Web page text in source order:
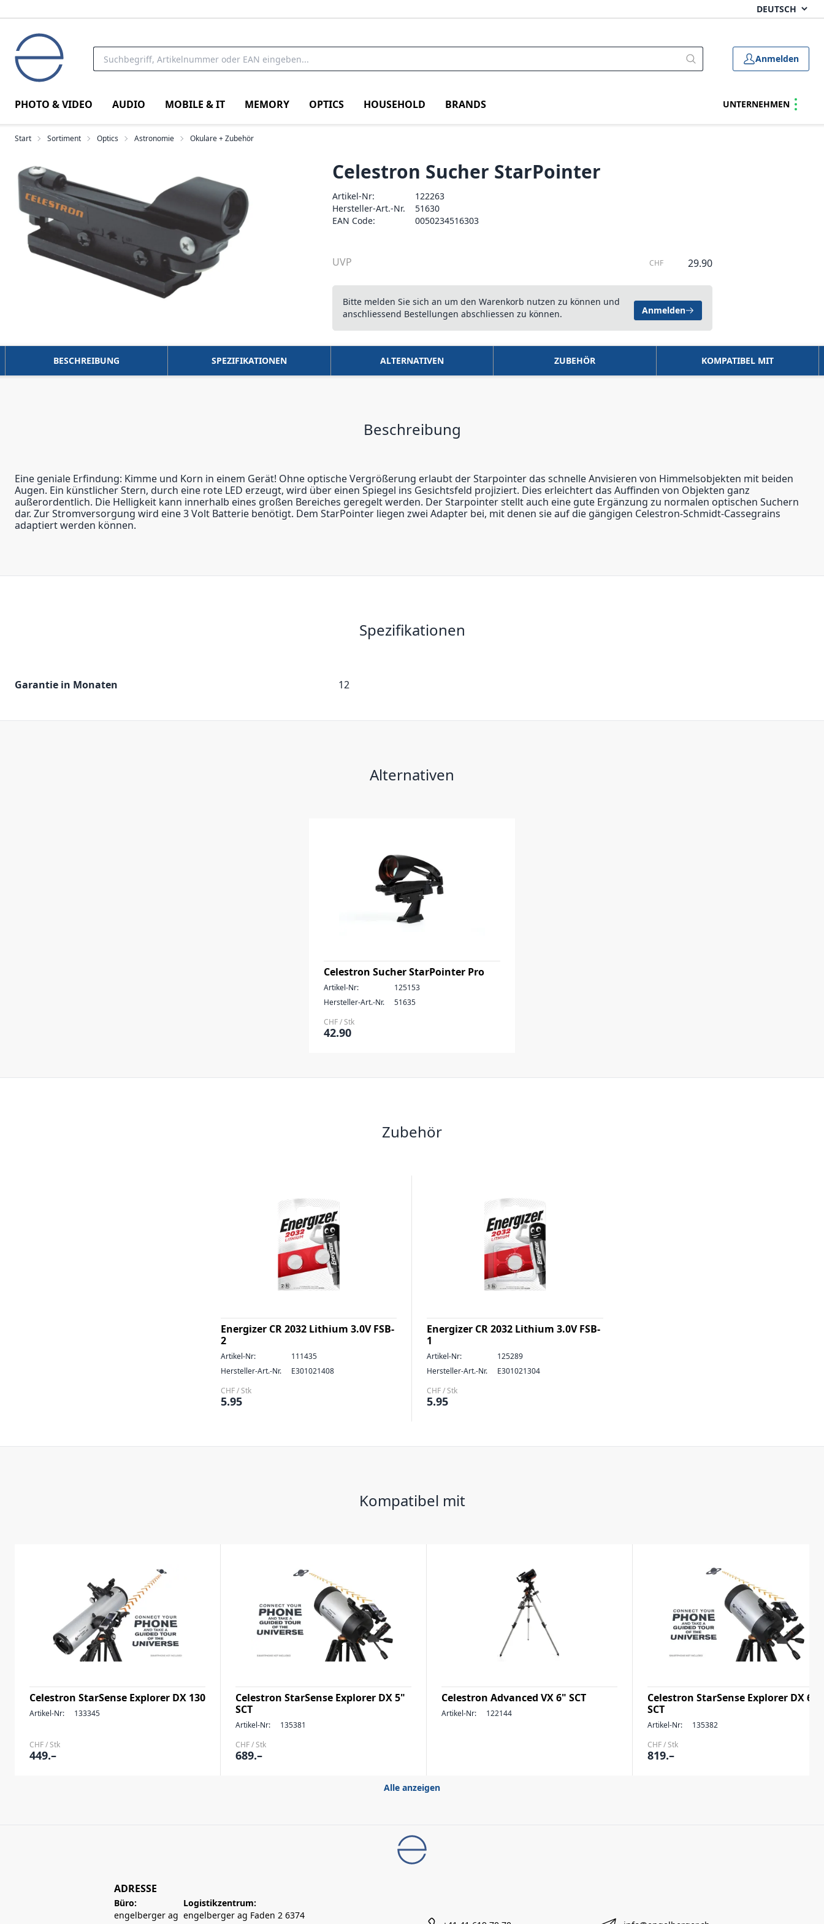
Anmelden
PHOTO & VIDEO AUDIO MOBILE & IT MEMORY OPTICS HOUSEHOLD BRANDS UNTERNEHMEN
Start Sortiment Optics Astronomie Okulare + Zubehör
Celestron Sucher StarPointer
Artikel-Nr:
122263
Hersteller-Art.-Nr.
51630
EAN Code:
0050234516303
UVP CHF 29.90
Bitte melden Sie sich an um den Warenkorb nutzen zu können und
anschliessend Bestellungen abschliessen zu können.
Anmelden
BESCHREIBUNG SPEZIFIKATIONEN ALTERNATIVEN ZUBEHÖR KOMPATIBEL MIT
Beschreibung
Eine geniale Erfindung: Kimme und Korn in einem Gerät! Ohne optische Vergrößerung erlaubt der Starpointer das schnelle Anvisieren von Himmelsobjekten mit beiden
Augen. Ein künstlicher Stern, durch eine rote LED erzeugt, wird über einen Spiegel ins Gesichtsfeld projiziert. Dies erleichtert das Auffinden von Objekten ganz
außerordentlich. Die Helligkeit kann innerhalb eines großen Bereiches geregelt werden. Der Starpointer stellt auch eine gute Ergänzung zu normalen optischen Suchern
dar. Zur Stromversorgung wird eine 3 Volt Batterie benötigt. Dem StarPointer liegen zwei Adapter bei, mit denen sie auf die gängigen Celestron-Schmidt-Cassegrains
adaptiert werden können.
Spezifikationen
Garantie in Monaten 12
Alternativen
Celestron Sucher StarPointer Pro
Artikel-Nr:
125153
Hersteller-Art.-Nr.
51635
CHF / Stk
42.90
Zubehör
Energizer CR 2032 Lithium 3.0V FSB-
2
Artikel-Nr:
111435
Hersteller-Art.-Nr.
E301021408
CHF / Stk
5.95
Energizer CR 2032 Lithium 3.0V FSB-
1
Artikel-Nr:
125289
Hersteller-Art.-Nr.
E301021304
CHF / Stk
5.95
Kompatibel mit
Celestron StarSense Explorer DX 130
Artikel-Nr: 133345
CHF / Stk
449.–
Celestron StarSense Explorer DX 5"
SCT
Artikel-Nr:
135381
CHF / Stk
689.–
Celestron Advanced VX 6" SCT
Artikel-Nr: 122144
Celestron StarSense Explorer DX 6"
SCT
Artikel-Nr:
135382
CHF / Stk
819.–
Alle anzeigen
ADRESSE
Büro:
engelberger ag
Logistikzentrum:
engelberger ag Faden 2 6374